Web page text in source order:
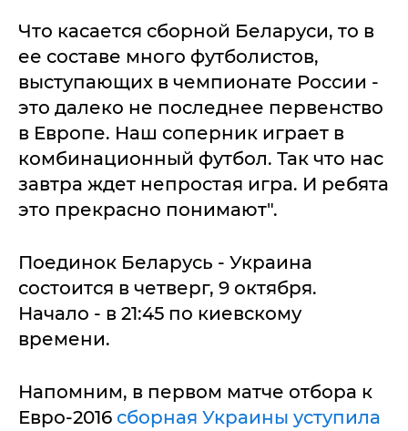
Что касается сборной Беларуси, то в
ее составе много футболистов,
выступающих в чемпионате России -
это далеко не последнее первенство
в Европе. Наш соперник играет в
комбинационный футбол. Так что нас
завтра ждет непростая игра. И ребята
это прекрасно понимают".
Поединок Беларусь - Украина
состоится в четверг, 9 октября.
Начало - в 21:45 по киевскому
времени.
Напомним, в первом матче отбора к
Евро-2016 сборная Украины уступила